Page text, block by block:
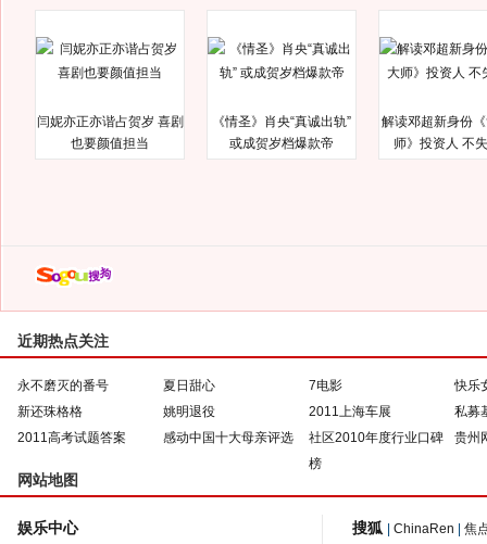
闫妮亦正亦谐占贺岁 喜剧
也要颜值担当
《情圣》肖央“真诚出轨”
或成贺岁档爆款帝
解读邓超新身份
师》投资人 不
近期热点关注
永不磨灭的番号 夏日甜心 7电影
快乐
新还珠格格
姚明退役 2011上海车展
私募
2011高考试题答案
感动中国十大母亲评选
社区2010年度行业口碑
榜
贵州
网站地图
娱乐中心 搜狐 ChinaRen 焦